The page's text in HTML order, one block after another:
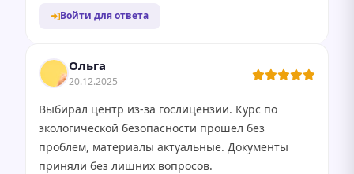
Войти для ответа
Ольга
20.12.2025
Выбирал центр из-за гослицензии. Курс по
экологической безопасности прошел без
проблем, материалы актуальные. Документы
приняли без лишних вопросов.